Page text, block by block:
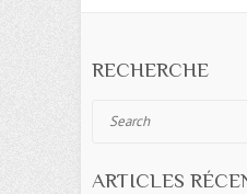
RECHERCHE
ARTICLES